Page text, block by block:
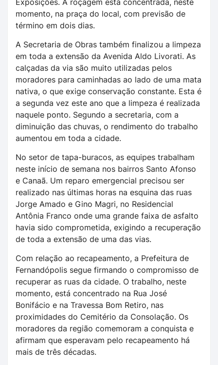
momento, na praça do local, com previsão de
término em dois dias.
A Secretaria de Obras também finalizou a limpeza
em toda a extensão da Avenida Aldo Livorati. As
calçadas da via são muito utilizadas pelos
moradores para caminhadas ao lado de uma mata
nativa, o que exige conservação constante. Esta é
a segunda vez este ano que a limpeza é realizada
naquele ponto. Segundo a secretaria, com a
diminuição das chuvas, o rendimento do trabalho
aumentou em toda a cidade.
No setor de tapa-buracos, as equipes trabalham
neste início de semana nos bairros Santo Afonso
e Canaã. Um reparo emergencial precisou ser
realizado nas últimas horas na esquina das ruas
Jorge Amado e Gino Magri, no Residencial
Antônia Franco onde uma grande faixa de asfalto
havia sido comprometida, exigindo a recuperação
de toda a extensão de uma das vias.
Com relação ao recapeamento, a Prefeitura de
Fernandópolis segue firmando o compromisso de
recuperar as ruas da cidade. O trabalho, neste
momento, está concentrado na Rua José
Bonifácio e na Travessa Bom Retiro, nas
proximidades do Cemitério da Consolação. Os
moradores da região comemoram a conquista e
afirmam que esperavam pelo recapeamento há
mais de três décadas.